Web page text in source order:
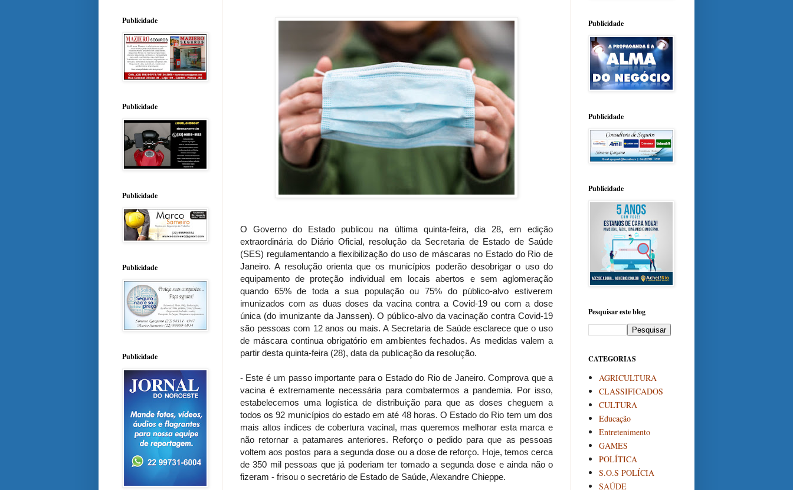
O Governo do Estado publicou na última quinta-feira, dia 28, em edição
extraordinária do Diário Oficial, resolução da Secretaria de Estado de Saúde
(SES) regulamentando a flexibilização do uso de máscaras no Estado do Rio de
Janeiro. A resolução orienta que os municípios poderão desobrigar o uso do
equipamento de proteção individual em locais abertos e sem aglomeração
quando 65% de toda a sua população ou 75% do público-alvo estiverem
imunizados com as duas doses da vacina contra a Covid-19 ou com a dose
única (do imunizante da Janssen). O público-alvo da vacinação contra Covid-19
são pessoas com 12 anos ou mais. A Secretaria de Saúde esclarece que o uso
de máscara continua obrigatório em ambientes fechados. As medidas valem a
partir desta quinta-feira (28), data da publicação da resolução.
- Este é um passo importante para o Estado do Rio de Janeiro. Comprova que a
vacina é extremamente necessária para combatermos a pandemia. Por isso,
estabelecemos uma logística de distribuição para que as doses cheguem a
todos os 92 municípios do estado em até 48 horas. O Estado do Rio tem um dos
mais altos índices de cobertura vacinal, mas queremos melhorar esta marca e
não retornar a patamares anteriores. Reforço o pedido para que as pessoas
voltem aos postos para a segunda dose ou a dose de reforço. Hoje, temos cerca
de 350 mil pessoas que já poderiam ter tomado a segunda dose e ainda não o
fizeram - frisou o secretário de Estado de Saúde, Alexandre Chieppe.
Publicidade
Publicidade
Publicidade
Publicidade
Publicidade
Publicidade
Publicidade
Publicidade
Pesquisar este blog
CATEGORIAS
AGRICULTURA
CLASSIFICADOS
CULTURA
Educação
Entretenimento
GAMES
POLÍTICA
S.O.S POLÍCIA
SAÚDE